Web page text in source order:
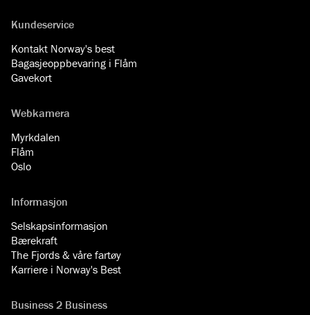
Kundeservice
Kontakt Norway's best
Bagasjeoppbevaring i Flåm
Gavekort
Webkamera
Myrkdalen
Flåm
Oslo
Informasjon
Selskapsinformasjon
Bærekraft
The Fjords & våre fartøy
Karriere i Norway's Best
Business 2 Business